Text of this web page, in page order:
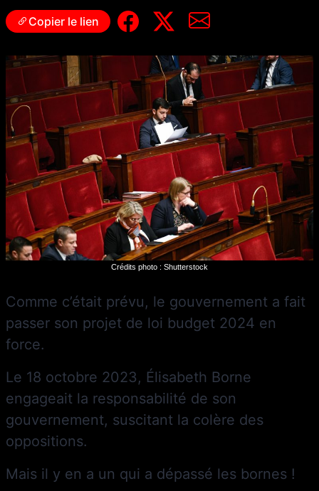
Copier le lien
Crédits photo : Shutterstock
Comme c’était prévu, le gouvernement a fait
passer son projet de loi budget 2024 en
force.
Le 18 octobre 2023, Élisabeth Borne
engageait la responsabilité de son
gouvernement, suscitant la colère des
oppositions.
Mais il y en a un qui a dépassé les bornes !